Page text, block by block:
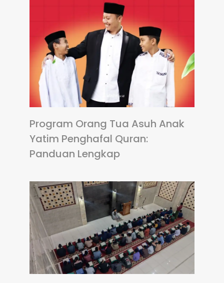
Program Orang Tua Asuh Anak
Yatim Penghafal Quran:
Panduan Lengkap